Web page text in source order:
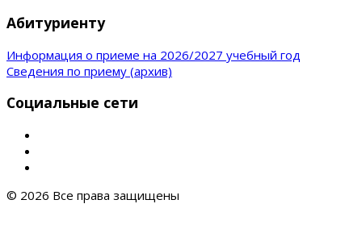
Абитуриенту
Информация о приеме на 2026/2027 учебный год
Сведения по приему (архив)
Социальные сети
© 2026 Все права защищены